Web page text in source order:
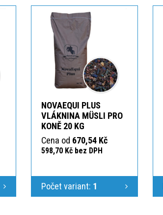
NOVAEQUI PLUS
VLÁKNINA MÜSLI PRO
KONĚ 20 KG
Cena od 670,54 Kč
598,70 Kč bez DPH
Počet variant: 1